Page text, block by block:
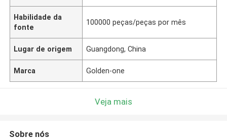
Habilidade da
fonte
100000 peças/peças por mês
Lugar de origem Guangdong, China
Marca Golden-one
Veja mais
Sobre nós